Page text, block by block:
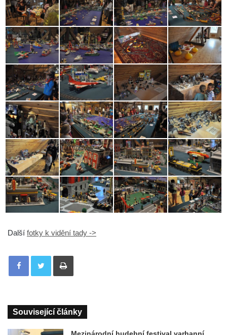
Další fotky k vidění tady ->
Tisknout
Související články